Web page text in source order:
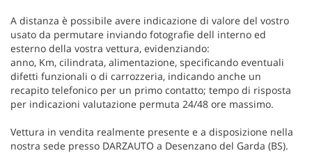
A distanza è possibile avere indicazione di valore del vostro
usato da permutare inviando fotografie dell interno ed
esterno della vostra vettura, evidenziando:
anno, Km, cilindrata, alimentazione, specificando eventuali
difetti funzionali o di carrozzeria, indicando anche un
recapito telefonico per un primo contatto; tempo di risposta
per indicazioni valutazione permuta 24/48 ore massimo.
Vettura in vendita realmente presente e a disposizione nella
nostra sede presso DARZAUTO a Desenzano del Garda (BS).